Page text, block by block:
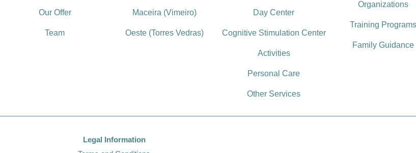
Our Offer
Team
Maceira (Vimeiro)
Oeste (Torres Vedras)
Day Center
Cognitive Stimulation Center
Activities
Personal Care
Other Services
Organizations
Training Programs
Family Guidance
Legal Information